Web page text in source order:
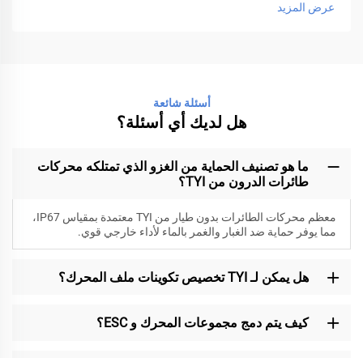
عرض المزيد
أسئلة شائعة
هل لديك أي أسئلة؟
ما هو تصنيف الحماية من الغزو الذي تمتلكه محركات
طائرات الدرون من TYI؟
معظم محركات الطائرات بدون طيار من TYI معتمدة بمقياس IP67،
مما يوفر حماية ضد الغبار والغمر بالماء لأداء خارجي قوي.
هل يمكن لـ TYI تخصيص تكوينات ملف المحرك؟
كيف يتم دمج مجموعات المحرك و ESC؟